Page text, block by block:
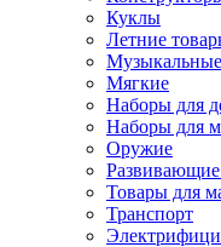
Куклы
Летние
Мягкие
Наборы для
Наборы для
Оружие
Товары для
Транспорт